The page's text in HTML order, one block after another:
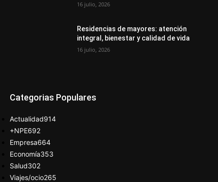
16 julio, 2026
Residencias de mayores: atención
integral, bienestar y calidad de vida
16 julio, 2026
Categorias Populares
Actualidad914
+NPE692
Empresa664
Economía353
Salud302
Viajes/ocio265